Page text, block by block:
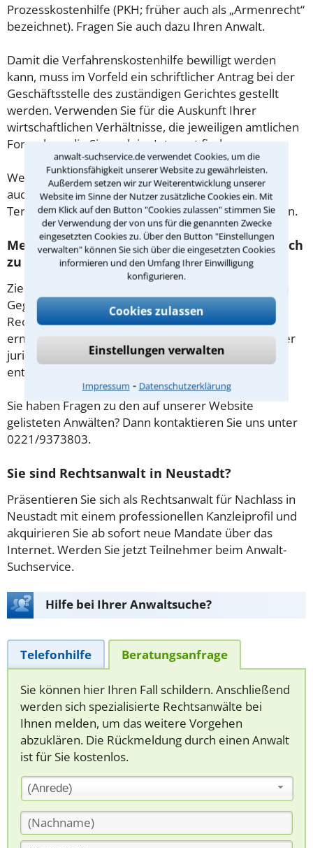
anwalt-suchservice.de verwendet Cookies, um die
Funktionsfähigkeit unserer Website zu gewährleisten.
Außerdem setzen wir zur Weiterentwicklung unserer
Website im Sinne der Nutzer zusätzliche Cookies ein. Mit
dem Klick auf den Button "Cookies zulassen" stimmen Sie
der Verwendung der von uns für die genannten Zwecke
eingesetzten Cookies zu. Über den Button "Einstellungen
verwalten" können Sie sich über die eingesetzten Cookies
informieren und den Umfang Ihrer Einwilligung
konfigurieren.
Cookies zulassen
Einstellungen verwalten
Impressum ⁃ Datenschutzerklärung
Prozesskostenhilfe (PKH; früher auch als „Armenrecht“
bezeichnet). Fragen Sie auch dazu Ihren Anwalt.
Damit die Verfahrenskostenhilfe bewilligt werden
kann, muss im Vorfeld ein schriftlicher Antrag bei der
Geschäftsstelle des zuständigen Gerichtes gestellt
werden. Verwenden Sie für die Auskunft Ihrer
wirtschaftlichen Verhältnisse, die jeweiligen amtlichen
Formulare, die Sie auch im Internet finden.
Weitere Fragen zur Prozesskostenhilfe können Sie
auch der jeweiligen Kanzlei in Neustadt bei der
Terminvereinbarung bzw. im ersten Gespräch stellen.
Mediation in Neustadt – Vertragen statt gleich
zu Klagen!
Ziel der Mediation ist es Konflikte im Dialog mit dem
Gegner zu lösen, statt die Gerichte zu bemühen. Ein
Rechtsanwalt als Streitschlichter in Neustadt
ermöglicht es Ihnen und ihrem Konfliktpartner, unter
juristischer Leitung einvernehmliche Lösungen zu
entwickeln.
Sie haben Fragen zu den auf unserer Website
gelisteten Anwälten? Dann kontaktieren Sie uns unter
0221/9373803.
Sie sind Rechtsanwalt in Neustadt?
Präsentieren Sie sich als Rechtsanwalt für Nachlass in
Neustadt mit einem professionellen Kanzleiprofil und
akquirieren Sie ab sofort neue Mandate über das
Internet. Werden Sie jetzt Teilnehmer beim Anwalt-
Suchservice.
Hilfe bei Ihrer Anwaltsuche?
Telefonhilfe Beratungsanfrage
Sie können hier Ihren Fall schildern. Anschließend
werden sich spezialisierte Rechtsanwälte bei
Ihnen melden, um das weitere Vorgehen
abzuklären. Die Rückmeldung durch einen Anwalt
ist für Sie kostenlos.
(Anrede)